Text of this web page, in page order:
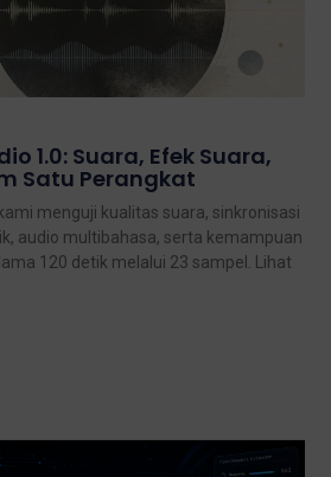
1.0: Suara, Efek Suara,
Satu Perangkat
menguji kualitas suara, sinkronisasi
audio multibahasa, serta kemampuan
120 detik melalui 23 sampel. Lihat